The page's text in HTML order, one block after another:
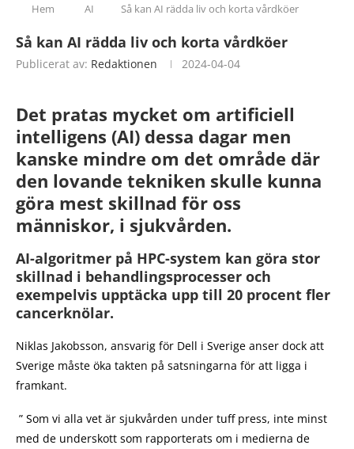
Hem AI Så kan AI rädda liv och korta vårdköer
Så kan AI rädda liv och korta vårdköer
Publicerat av: Redaktionen 2024-04-04
Det pratas mycket om artificiell
intelligens (AI) dessa dagar men
kanske mindre om det område där
den lovande tekniken skulle kunna
göra mest skillnad för oss
människor, i sjukvården.
AI-algoritmer på HPC-system kan göra stor
skillnad i behandlingsprocesser och
exempelvis upptäcka upp till 20 procent fler
cancerknölar.
Niklas Jakobsson, ansvarig för Dell i Sverige anser dock att
Sverige måste öka takten på satsningarna för att ligga i
framkant.
” Som vi alla vet är sjukvården under tuff press, inte minst
med de underskott som rapporterats om i medierna de